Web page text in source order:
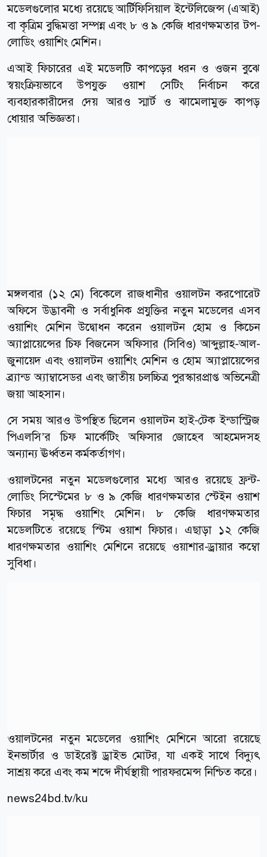
মডেলগুলোর মধ্যে রয়েছে আর্টিফিসিয়াল ইন্টেলিজেন্স (এআই)
বা কৃত্রিম বুদ্ধিমত্তা সম্পন্ন এবং ৮ ও ৯ কেজি ধারণক্ষমতার টপ-
লোডিং ওয়াশিং মেশিন।
এআই ফিচারের এই মডেলটি কাপড়ের ধরন ও ওজন বুঝে
স্বয়ংক্রিয়ভাবে উপযুক্ত ওয়াশ সেটিং নির্বাচন করে
ব্যবহারকারীদের দেয় আরও স্মার্ট ও ঝামেলামুক্ত কাপড়
ধোয়ার অভিজ্ঞতা।
মঙ্গলবার (১২ মে) বিকেলে রাজধানীর ওয়ালটন করপোরেট
অফিসে উদ্ভাবনী ও সর্বাধুনিক প্রযুক্তির নতুন মডেলের এসব
ওয়াশিং মেশিন উদ্বোধন করেন ওয়ালটন হোম ও কিচেন
অ্যাপ্লায়েন্সের চিফ বিজনেস অফিসার (সিবিও) আব্দুল্লাহ-আল-
জুনায়েদ এবং ওয়ালটন ওয়াশিং মেশিন ও হোম অ্যাপ্লায়েন্সের
ব্র্যান্ড অ্যাম্বাসেডর এবং জাতীয় চলচ্চিত্র পুরস্কারপ্রাপ্ত অভিনেত্রী
জয়া আহসান।
সে সময় আরও উপস্থিত ছিলেন ওয়ালটন হাই-টেক ইন্ডাস্ট্রিজ
পিএলসি’র চিফ মার্কেটিং অফিসার জোহেব আহমেদসহ
অন্যান্য ঊর্ধ্বতন কর্মকর্তাগণ।
ওয়ালটনের নতুন মডেলগুলোর মধ্যে আরও রয়েছে ফ্রন্ট-
লোডিং সিস্টেমের ৮ ও ৯ কেজি ধারণক্ষমতার স্টেইন ওয়াশ
ফিচার সমৃদ্ধ ওয়াশিং মেশিন। ৮ কেজি ধারণক্ষমতার
মডেলটিতে রয়েছে স্টিম ওয়াশ ফিচার। এছাড়া ১২ কেজি
ধারণক্ষমতার ওয়াশিং মেশিনে রয়েছে ওয়াশার-ড্রায়ার কম্বো
সুবিধা।
ওয়ালটনের নতুন মডেলের ওয়াশিং মেশিনে আরো রয়েছে
ইনভার্টার ও ডাইরেক্ট ড্রাইভ মোটর, যা একই সাথে বিদ্যুৎ
সাশ্রয় করে এবং কম শব্দে দীর্ঘস্থায়ী পারফরমেন্স নিশ্চিত করে।
news24bd.tv/ku